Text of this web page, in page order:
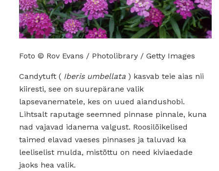
Foto © Rov Evans / Photolibrary / Getty Images
Candytuft ( Iberis umbellata ) kasvab teie aias nii
kiiresti, see on suurepärane valik
lapsevanematele, kes on uued aiandushobi.
Lihtsalt raputage seemned pinnase pinnale, kuna
nad vajavad idanema valgust. Roosilõikelised
taimed elavad vaeses pinnases ja taluvad ka
leeliselist mulda, mistõttu on need kiviaedade
jaoks hea valik.